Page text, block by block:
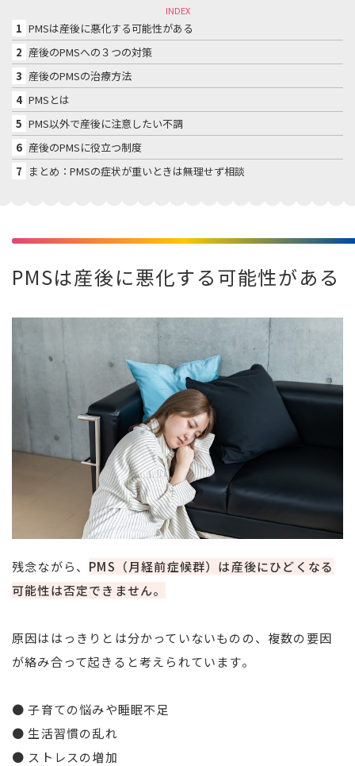
INDEX
1 PMSは産後に悪化する可能性がある
2 産後のPMSへの３つの対策
3 産後のPMSの治療方法
4 PMSとは
5 PMS以外で産後に注意したい不調
6 産後のPMSに役立つ制度
7 まとめ：PMSの症状が重いときは無理せず相談
PMSは産後に悪化する可能性がある
残念ながら、 PMS（月経前症候群）は産後にひどくなる
可能性は否定できません。
原因ははっきりとは分かっていないものの、複数の要因
が絡み合って起きると考えられています。
● 子育ての悩みや睡眠不足
● 生活習慣の乱れ
● ストレスの増加